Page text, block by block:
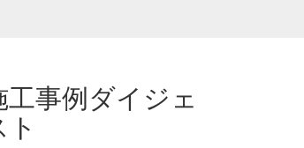
工事例ダイジェ